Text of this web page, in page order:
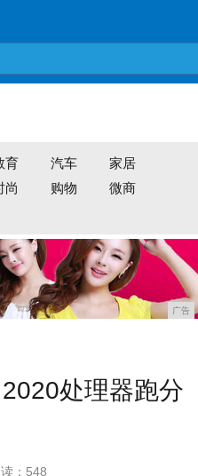
育 汽车
家居
尚 购物
微商
广告
处理器跑分
：548